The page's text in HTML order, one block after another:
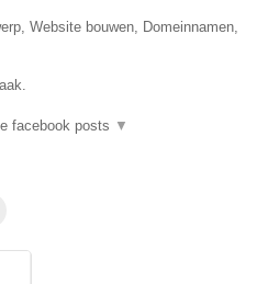
Website bouwen, Domeinnamen,
facebook posts ▼